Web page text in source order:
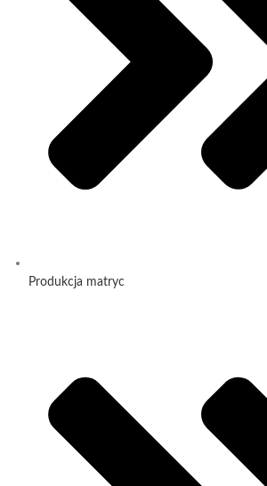
Produkcja matryc